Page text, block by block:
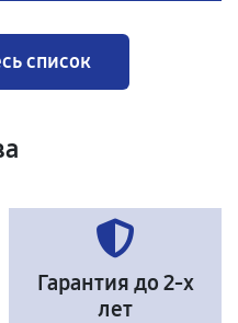
список
Гарантия до 2-х
лет